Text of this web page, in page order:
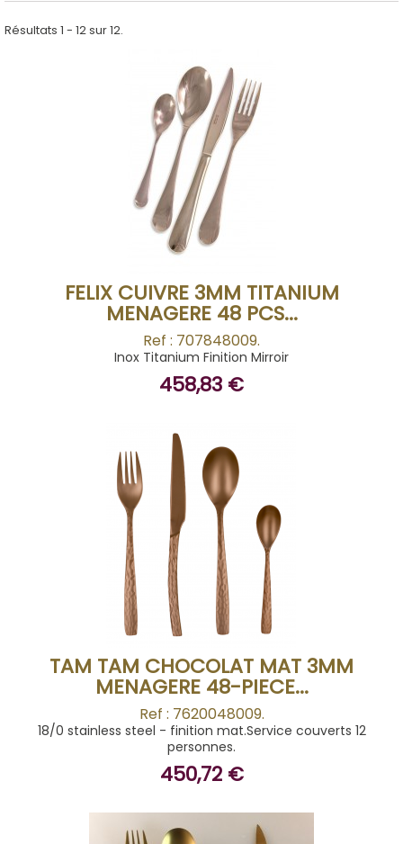
Résultats 1 - 12 sur 12.
BUY
FELIX CUIVRE 3MM TITANIUM
MENAGERE 48 PCS...
Ref : 707848009.
Inox Titanium Finition Mirroir
458,83 €
BUY
TAM TAM CHOCOLAT MAT 3MM
MENAGERE 48-PIECE...
Ref : 7620048009.
18/0 stainless steel - finition mat.Service couverts 12
personnes.
450,72 €